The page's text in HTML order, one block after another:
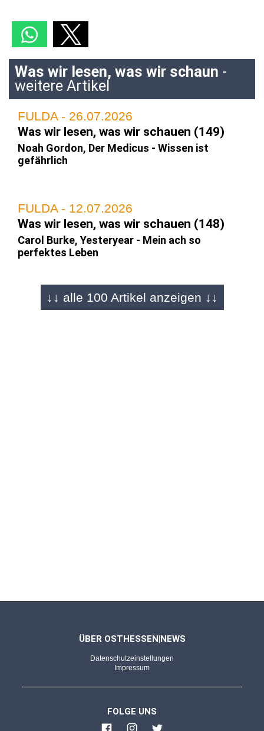
Was wir lesen, was wir schaun -
weitere Artikel
FULDA - 26.07.2026
Was wir lesen, was wir schauen (149)
Noah Gordon, Der Medicus - Wissen ist
gefährlich
FULDA - 12.07.2026
Was wir lesen, was wir schauen (148)
Carol Burke, Yesteryear - Mein ach so
perfektes Leben
FULDA - 28.06.2026
FULDA - 03.05.2026
Was wir lesen, was wir schauen (143)
↓↓ alle 100 Artikel anzeigen ↓↓
ÜBER OSTHESSEN|NEWS
Datenschutzeinstellungen
Impressum
FOLGE UNS